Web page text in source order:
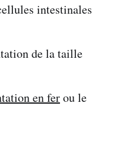
intestinales
de la taille
en ferou le